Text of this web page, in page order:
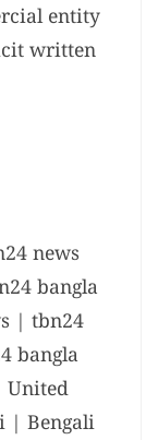
entity
written
news
bangla
| tbn24
bangla
United
| Bengali